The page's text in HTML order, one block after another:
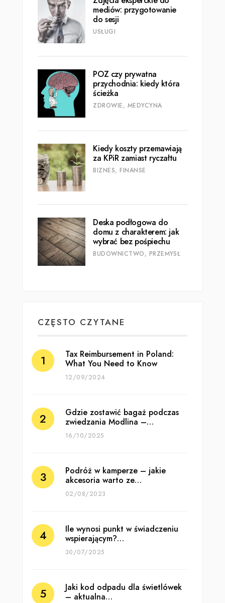
mediów: przygotowanie
do sesji
USŁUGI
POZ czy prywatna
przychodnia: kiedy która
ścieżka
ZDROWIE, MEDYCYNA
Kiedy koszty przemawiają
za KPiR zamiast ryczałtu
BIZNES, FINANSE
Deska podłogowa do
domu z charakterem: jak
wybrać bez pośpiechu
BUDOWNICTWO, PRZEMYSŁ
CZĘSTO CZYTANE
Tax Reimbursement in Poland:
What You Need to Know
12/09/2024
Gdzie zostawić bagaż podczas
zwiedzania Modlina –…
16/10/2025
Podróż w kamperze – jakie
akcesoria warto ze…
02/08/2023
Ile wynosi punkt w świadczeniu
wspierającym?…
30/07/2025
Jaki kod odpadu dla świetlówek
– aktualna…